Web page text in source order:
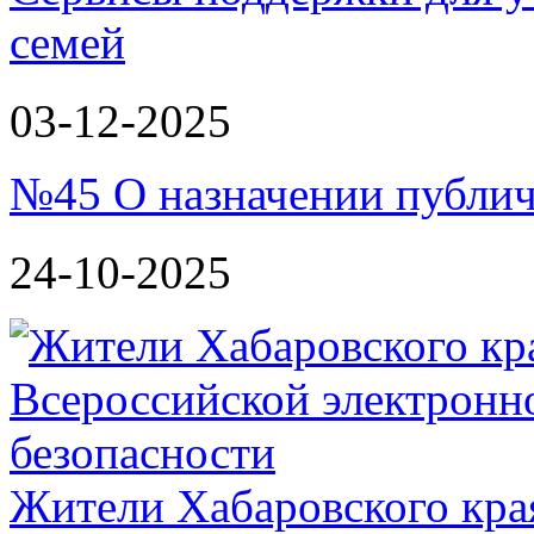
семей
03-12-2025
№45 О назначении
24-10-2025
Жители Хабаровского